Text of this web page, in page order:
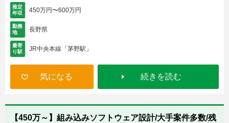
推定
年収
450万円〜600万円
勤務
地
長野県
最寄
り駅
JR中央本線「茅野駅」
気になる 続きを読む
【450万～】組み込みソフトウェア設計/大手案件多数/残